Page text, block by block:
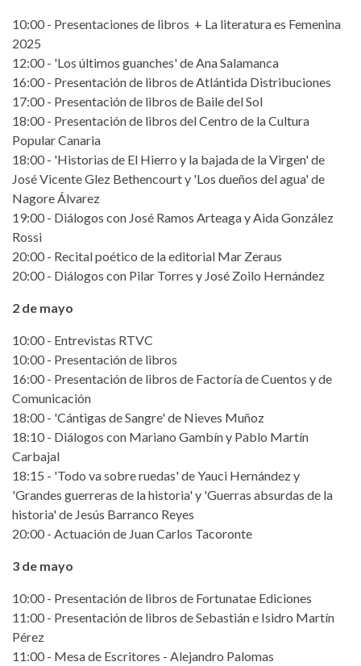
10:00 - Presentaciones de libros + La literatura es Femenina
2025
12:00 - 'Los últimos guanches' de Ana Salamanca
16:00 - Presentación de libros de Atlántida Distribuciones
17:00 - Presentación de libros de Baile del Sol
18:00 - Presentación de libros del Centro de la Cultura
Popular Canaria
18:00 - 'Historias de El Hierro y la bajada de la Virgen' de
José Vicente Glez Bethencourt y 'Los dueños del agua' de
Nagore Álvarez
19:00 - Diálogos con José Ramos Arteaga y Aida González
Rossi
20:00 - Recital poético de la editorial Mar Zeraus
20:00 - Diálogos con Pilar Torres y José Zoilo Hernández
2 de mayo
10:00 - Entrevistas RTVC
10:00 - Presentación de libros
16:00 - Presentación de libros de Factoría de Cuentos y de
Comunicación
18:00 - 'Cántigas de Sangre' de Nieves Muñoz
18:10 - Diálogos con Mariano Gambín y Pablo Martín
Carbajal
18:15 - 'Todo va sobre ruedas' de Yauci Hernández y
'Grandes guerreras de la historia' y 'Guerras absurdas de la
historia' de Jesús Barranco Reyes
20:00 - Actuación de Juan Carlos Tacoronte
3 de mayo
10:00 - Presentación de libros de Fortunatae Ediciones
11:00 - Presentación de libros de Sebastián e Isidro Martín
Pérez
11:00 - Mesa de Escritores - Alejandro Palomas